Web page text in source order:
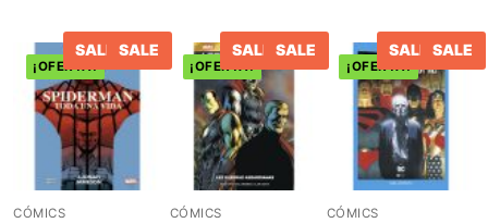
¡OFERTA!
CÓMICS
SALE SALE
¡OFERTA!
CÓMICS
SALE SALE
¡OFERTA!
CÓMICS
SALE SALE